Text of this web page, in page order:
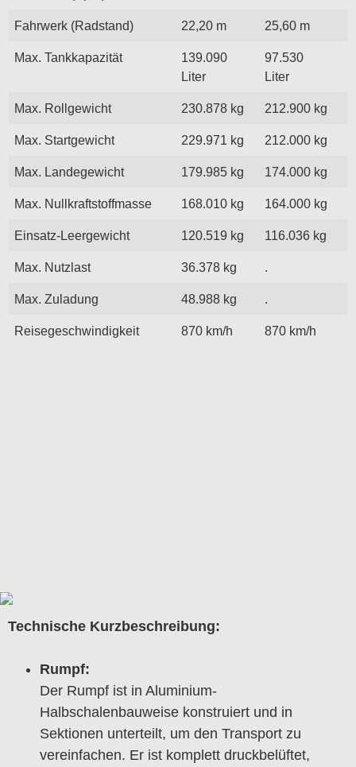
Fahrwerk (Radstand) 22,20 m 25,60 m
Max. Tankkapazität
139.090
Liter
97.530
Liter
Max. Rollgewicht 230.878 kg 212.900 kg
Max. Startgewicht 229.971 kg 212.000 kg
Max. Landegewicht 179.985 kg 174.000 kg
Max. Nullkraftstoffmasse 168.010 kg 164.000 kg
Einsatz-Leergewicht 120.519 kg 116.036 kg
Max. Nutzlast 36.378 kg
Max. Zuladung 48.988 kg
Reisegeschwindigkeit 870 km/h 870 km/h
Technische Kurzbeschreibung:
Rumpf:
Der Rumpf ist in Aluminium-
Halbschalenbauweise konstruiert und in
Sektionen unterteilt, um den Transport zu
vereinfachen. Er ist komplett druckbelüftet,